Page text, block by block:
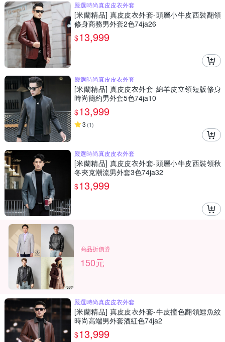
嚴選時尚真皮皮衣外套
[米蘭精品] 真皮皮衣外套-頭層小牛皮西裝翻領
修身商務男外套2色74ja26
$13,999
嚴選時尚真皮皮衣外套
[米蘭精品] 真皮皮衣外套-綿羊皮立領短版修身
時尚簡約男外套5色74ja10
$13,999
3 (1)
嚴選時尚真皮皮衣外套
[米蘭精品] 真皮皮衣外套-頭層小牛皮西裝領秋
冬夾克潮流男外套3色74ja32
$13,999
商品折價券
150元
嚴選時尚真皮皮衣外套
[米蘭精品] 真皮皮衣外套-牛皮撞色翻領鱷魚紋
時尚高端男外套酒紅色74ja2
$13,999